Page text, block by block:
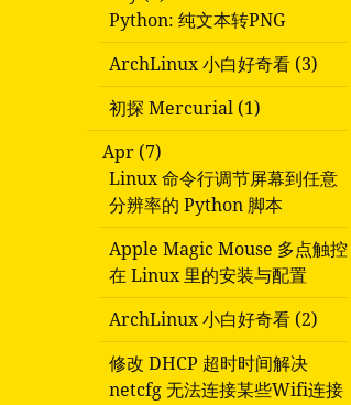
Python: 纯文本转PNG
ArchLinux 小白好奇看 (3)
初探 Mercurial (1)
Apr (7)
Linux 命令行调节屏幕到任意
分辨率的 Python 脚本
Apple Magic Mouse 多点触控
在 Linux 里的安装与配置
ArchLinux 小白好奇看 (2)
修改 DHCP 超时时间解决
netcfg 无法连接某些Wifi连接